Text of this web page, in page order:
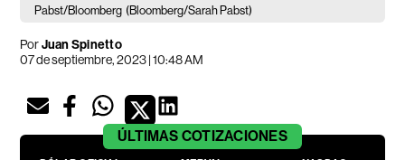
Pabst/Bloomberg (Bloomberg/Sarah Pabst)
PorJuan Spinetto
07 de septiembre, 2023 | 10:48 AM
ÚLTIMAS COTIZACIONES